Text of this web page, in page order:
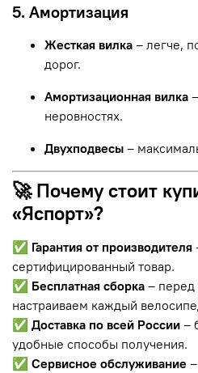
5. Амортизация
Жесткая вилка – легче,
дорог.
Амортизационная вилка
неровностях.
Двухподвесы –
🚀 Почему стоит
«Яспорт»?
✅ Гарантия от производителя
сертифицированный товар.
✅ Бесплатная сборка – перед
настраиваем каждый
✅ Доставка по всей России –
удобные способы получения.
✅ Сервисное обслуживание